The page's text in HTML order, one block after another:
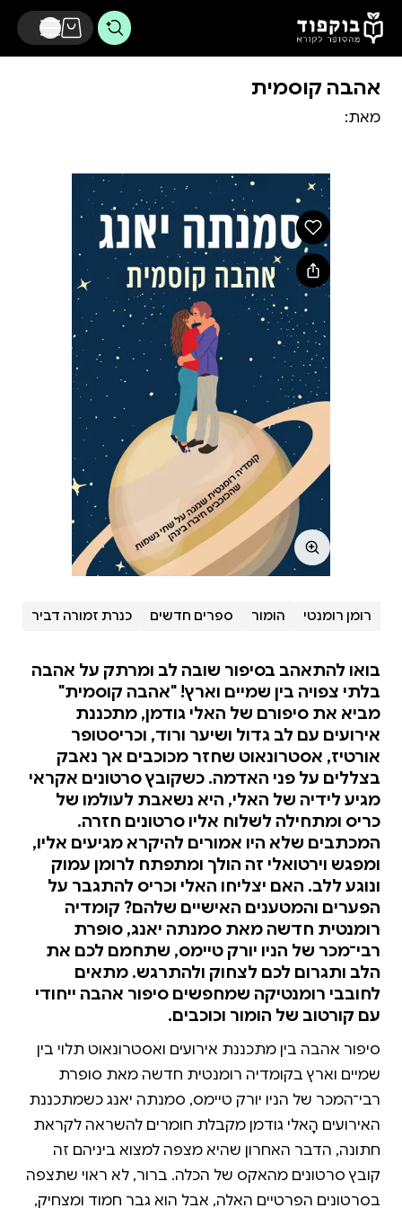
דלג לתוכן הראשי
אהבה קוסמית
מאת:
רומן רומנטי הומור ספרים חדשים כנרת זמורה דביר
בואו להתאהב בסיפור שובה לב ומרתק על אהבה
בלתי צפויה בין שמיים וארץ! "אהבה קוסמית"
מביא את סיפורם של האלי גודמן, מתכננת
אירועים עם לב גדול ושיער ורוד, וכריסטופר
אורטיז, אסטרונאוט שחזר מכוכבים אך נאבק
בצללים על פני האדמה. כשקובץ סרטונים אקראי
מגיע לידיה של האלי, היא נשאבת לעולמו של
כריס ומתחילה לשלוח אליו סרטונים חזרה.
המכתבים שלא היו אמורים להיקרא מגיעים אליו,
ומפגש וירטואלי זה הולך ומתפתח לרומן עמוק
ונוגע ללב. האם יצליחו האלי וכריס להתגבר על
הפערים והמטענים האישיים שלהם? קומדיה
רומנטית חדשה מאת סמנתה יאנג, סופרת
רבי־מכר של הניו יורק טיימס, שתחמם לכם את
הלב ותגרום לכם לצחוק ולהתרגש. מתאים
לחובבי רומנטיקה שמחפשים סיפור אהבה ייחודי
עם קורטוב של הומור וכוכבים.
סיפור אהבה בין מתכננת אירועים ואסטרונאוט תלוי בין
שמיים וארץ בקומדיה רומנטית חדשה מאת סופרת
רבי־המכר של הניו יורק טיימס, סמנתה יאנג כשמתכננת
האירועים הָאלי גודמן מקבלת חומרים להשראה לקראת
חתונה, הדבר האחרון שהיא מצפה למצוא ביניהם זה
קובץ סרטונים מהאקס של הכלה. ברור, לא ראוי שתצפה
בסרטונים הפרטיים האלה, אבל הוא גבר חמוד ומצחיק,